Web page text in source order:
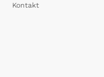
Kontakt